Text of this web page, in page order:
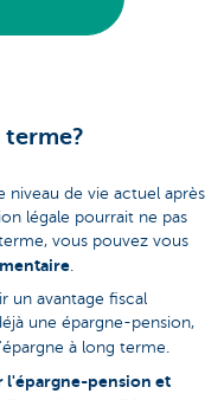
niveau de vie actuel après
légale pourrait ne pas
vous pouvez vous
.
un avantage fiscal
une épargne-pension,
à long terme.
l'épargne-pension et